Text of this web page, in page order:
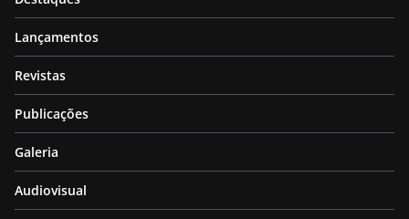
Lançamentos
Revistas
Publicações
Galeria
Audiovisual